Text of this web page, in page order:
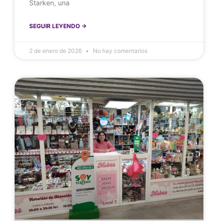
Starken, una
SEGUIR LEYENDO ->
2 de enero de 2026 No hay comentarios